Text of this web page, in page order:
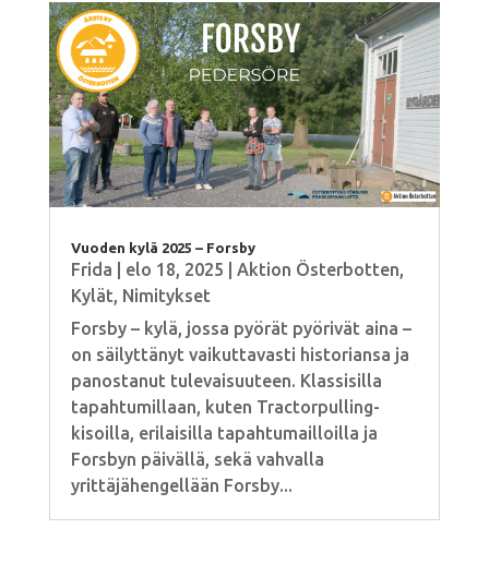
Vuoden kylä 2025 – Forsby
Frida elo 18, 2025 Aktion Österbotten,
Kylät, Nimitykset
Forsby – kylä, jossa pyörät pyörivät aina –
on säilyttänyt vaikuttavasti historiansa ja
panostanut tulevaisuuteen. Klassisilla
tapahtumillaan, kuten Tractorpulling-
kisoilla, erilaisilla tapahtumailloilla ja
Forsbyn päivällä, sekä vahvalla
yrittäjähengellään Forsby...